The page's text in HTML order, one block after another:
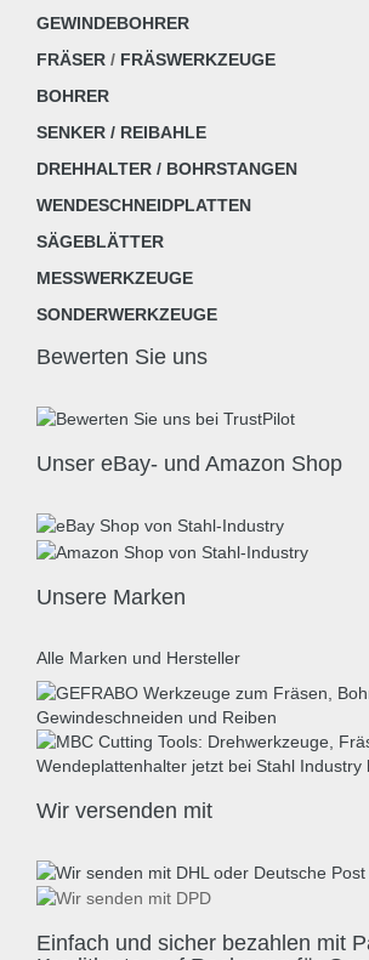
GEWINDEBOHRER
FRÄSER / FRÄSWERKZEUGE
BOHRER
SENKER / REIBAHLE
DREHHALTER / BOHRSTANGEN
WENDESCHNEIDPLATTEN
SÄGEBLÄTTER
MESSWERKZEUGE
SONDERWERKZEUGE
Bewerten Sie uns
Unser eBay- und Amazon Shop
Unsere Marken
Alle Marken und Hersteller
Wir versenden mit
Einfach und sicher bezahlen mit